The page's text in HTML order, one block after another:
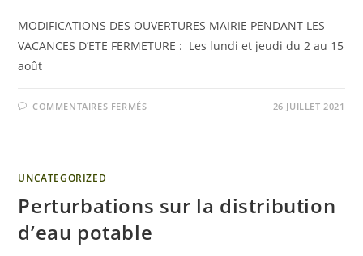
MODIFICATIONS DES OUVERTURES MAIRIE PENDANT LES
VACANCES D’ETE FERMETURE : Les lundi et jeudi du 2 au 15
août
COMMENTAIRES FERMÉS 26 JUILLET 2021
UNCATEGORIZED
Perturbations sur la distribution
d’eau potable